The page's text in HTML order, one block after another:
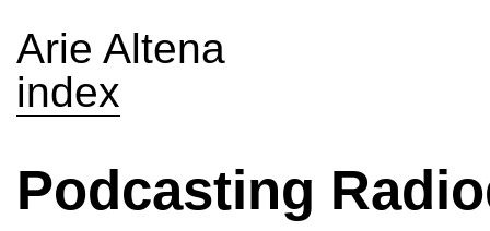
Arie Altena
index
Podcasting